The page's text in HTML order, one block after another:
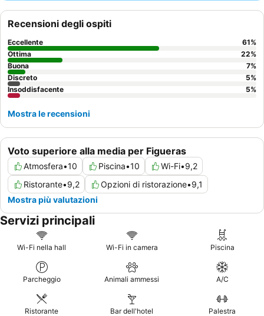
esplorazione. Gli ospiti lodano costantemente il
attento e cordialee l'eccezionale colazione a buffet
include un'ampia varietà di scelte e opzioni fresche e locali. Per
un'esperienza più tranquilla, si consiglia agli ospiti di richiedere
una camera con vista sul giardino.
Voto superiore alla media per Figueras
Atmosfera•10 Piscina•10 Wi-Fi•9,2
Ristorante•9,2 Opzioni di ristorazione•9,1
Mostra più valutazioni
Recensioni degli ospiti
Eccellente 61%
Ottima
22%
Buona
7%
Discreto
5%
Insoddisfacente
5%
Mostra le recensioni
Servizi principali
Wi-Fi nella hall Wi-Fi in camera Piscina
Parcheggio Animali ammessi A/C
Ristorante Bar dell'hotel Palestra